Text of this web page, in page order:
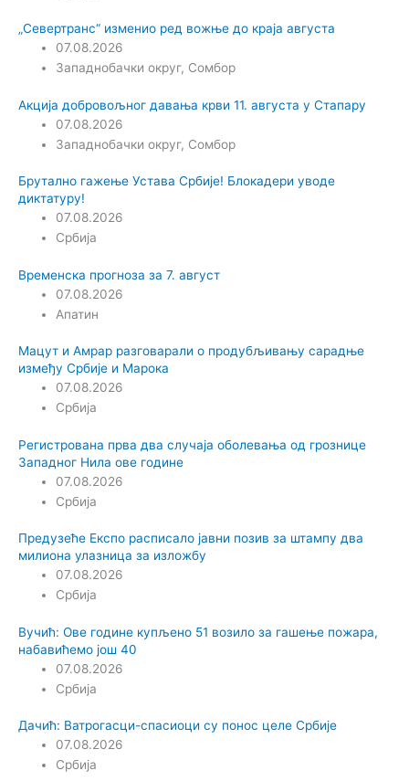
„Севертранс“ изменио ред вожње до краја августа
07.08.2026
Западнобачки округ, Сомбор
Акција добровољног давања крви 11. августа у Стапару
07.08.2026
Западнобачки округ, Сомбор
Брутално гажење Устава Србије! Блокадери уводе
диктатуру!
07.08.2026
Србија
Временска прогноза за 7. август
07.08.2026
Апатин
Мацут и Амрар разговарали о продубљивању сарадње
између Србије и Марока
07.08.2026
Србија
Регистрована прва два случаја оболевања од грознице
Западног Нила ове године
07.08.2026
Србија
Предузеће Експо расписало јавни позив за штампу два
милиона улазница за изложбу
07.08.2026
Србија
Вучић: Ове године купљено 51 возило за гашење пожара,
набавићемо још 40
07.08.2026
Србија
Дачић: Ватрогасци-спасиоци су понос целе Србије
07.08.2026
Србија